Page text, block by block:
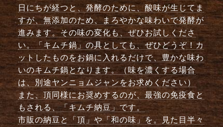
日にちが経つと、発酵のために、酸味が生じてま
すが、無添加のため、まろやかな味わいで発酵が
進みます。その味の変化も、ぜひお試しくださ
い。「キムチ鍋」の具としても、ぜひどうぞ！カ
ットしたものをお鍋に入れるだけで、豊かな味わ
いのキムチ鍋となります。（味を濃くする場合
は、別途ヤンニョムジャンをお求めください）
また、頂同様にお奨めするのが、最強の免疫食と
もされる、「キムチ納豆」です。
市販の納豆と「頂」や「和の味」を。見た目半々